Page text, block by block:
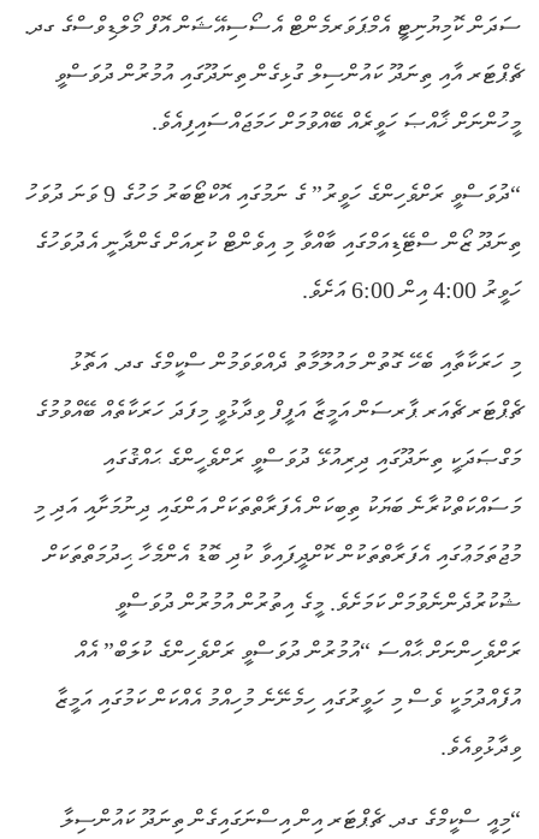
ސަދަން ކޮމިޔުނިޓީ އެމްޕަވަރމެންޓް އެސޯސިއޭޝަން އޮފް މޯލްޑިވްސްގެ ގދ.
ޗެޕްޓަރ އާއި ތިނަދޫ ކައުންސިލް ގުޅިގެން ތިނަދޫގައި އުމުރުން ދުވަސްވީ
މީހުންނަށް ޚާއްޞަ ހަވީރެއް ބޭއްވުމަށް ހަމަޖައްސައިފިއެވެ.
“ދުވަސްވީ ރަށްވެހިންގެ ހަވީރު” ގެ ނަމުގައި އޮކްޓޯބަރު މަހުގެ 9 ވަނަ ދުވަހު
ތިނަދޫ ޒޯން ސްޓޭޑިއަމްގައި ބާއްވާ މި އިވެންޓް ކުރިއަށް ގެންދާނީ އެދުވަހުގެ
ހަވީރު 4:00 އިން 6:00 އަށެވެ.
މި ހަރަކާތާއި ބެހޭ ގޮތުން މައުލޫމާތު ދެއްވަވަމުން ސްކީމްގެ ގދ. އަތޮޅު
ޗެޕްޓަރ ޗެއަރ ޕާރސަން އަމީޒާ އަފީފް ވިދާޅުވީ މިފަދަ ހަރަކާތެއް ބޭއްވުމުގެ
މަގްޞަދަކީ ތިނަދޫގައި ދިރިއުޅޭ ދުވަސްވީ ރަށްވެހީންގެ ޙައްޤުގައި
މަސައްކަތްކުރާނެ ބަޔަކު ތިބިކަން އެފަރާތްތަކަށް އަންގައި ދިނުމަށާއި އަދި މި
މުޖުތަމަޢުގައި އެފަރާތްތަކުން ކޮށްދީފައިވާ ކުދި ބޮޑު އެންމެހާ ޙިދުމަތްތަކަށް
ޝުކުރުދެންނެވުމަށް ކަމަށެވެ. މީގެ އިތުރުން އުމުރުން ދުވަސްވީ
ރަށްވެހިންނަށް ޙާއްސަ “އުމުރުން ދުވަސްވީ ރަށްވެހިންގެ ކުލަބް” އެއް
އުފެއްދުމަކީ ވެސް މި ހަވީރުގައި ހިމެނޭނެ މުހިއްމު އެއްކަން ކަމުގައި އަމީޒާ
ވިދާޅުވިއެވެ.
“މިއީ ސްކީމްގެ ގދ. ޗެޕްޓަރ އިން އިސްނަގައިގެން ތިނަދޫ ކައުންސިލާ